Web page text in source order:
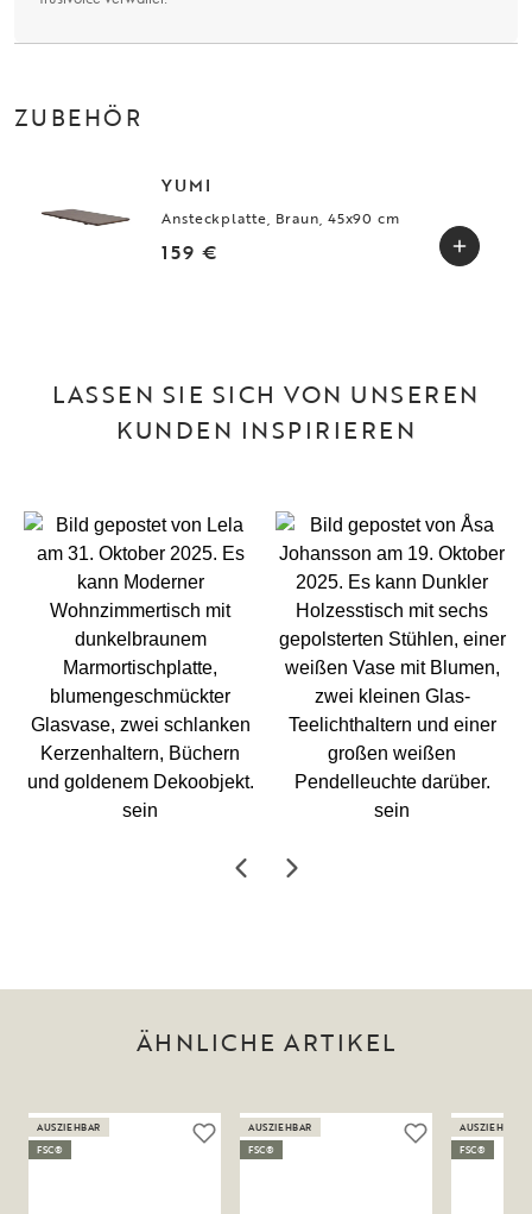
ZUBEHÖR
YUMI
Ansteckplatte, Braun, 45x90 cm
159 €
LASSEN SIE SICH VON UNSEREN
KUNDEN INSPIRIEREN
ÄHNLICHE ARTIKEL
AUSZIEHBAR
FSC®
AUSZIEHBAR
FSC®
AUSZIEHBAR
FSC®